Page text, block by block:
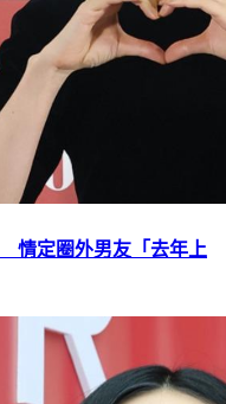
情定圈外男友「去年上